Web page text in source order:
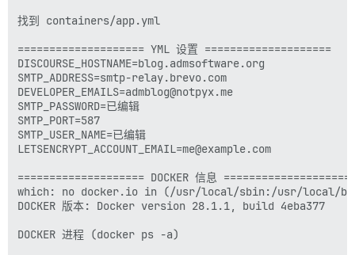
找到 containers/app.yml
==================== YML 设置 ====================
DISCOURSE_HOSTNAME=blog.admsoftware.org
SMTP_ADDRESS=smtp-relay.brevo.com
DEVELOPER_EMAILS=admblog@notpyx.me
SMTP_PASSWORD=已编辑
SMTP_PORT=587
SMTP_USER_NAME=已编辑
LETSENCRYPT_ACCOUNT_EMAIL=me@example.com
==================== DOCKER 信息 ====================
which: no docker.io in (/usr/local/sbin:/usr/local/
DOCKER 版本: Docker version 28.1.1, build 4eba377
DOCKER 进程 (docker ps -a)